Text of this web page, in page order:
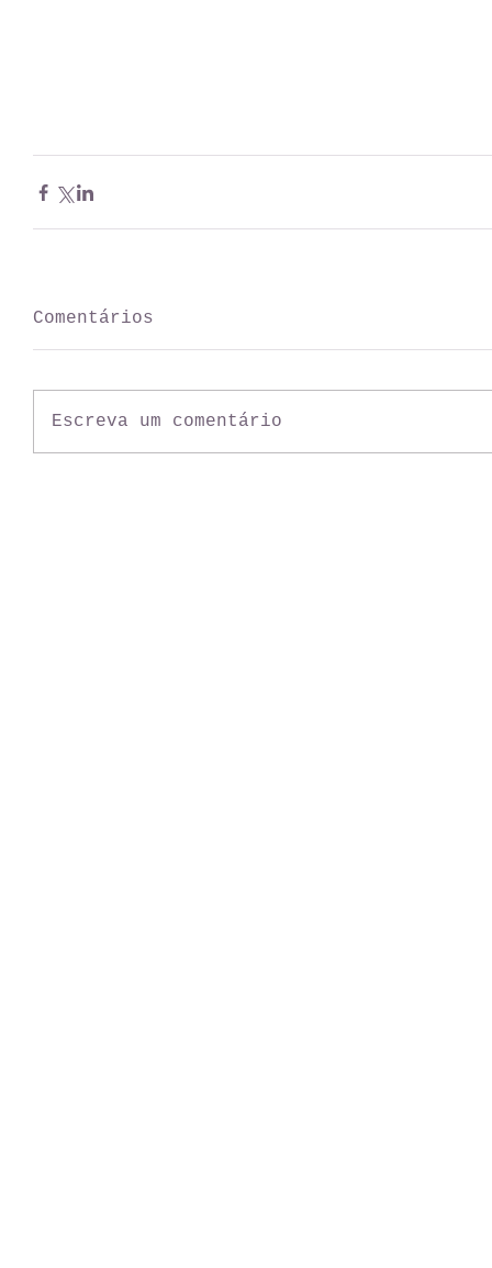
Comentários
Escreva um comentário